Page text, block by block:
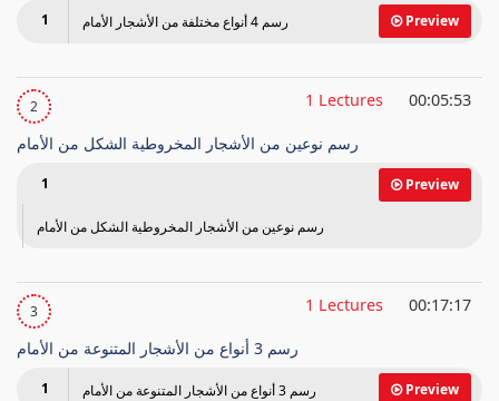
1 Preview رسم 4 أنواع مختلفة من الأشجار الأمام
2 1 Lectures 00:05:53
رسم نوعين من الأشجار المخروطية الشكل من الأمام
1 Preview
رسم نوعين من الأشجار المخروطية الشكل من الأمام
3 1 Lectures 00:17:17
رسم 3 أنواع من الأشجار المتنوعة من الأمام
1 Preview رسم 3 أنواع من الأشجار المتنوعة من الأمام